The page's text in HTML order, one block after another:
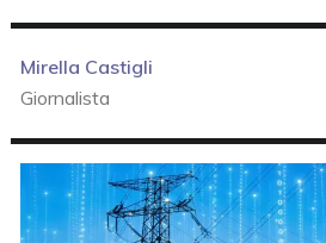
Mirella Castigli
Giornalista